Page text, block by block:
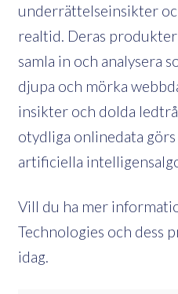
underrättelseinsikter
realtid. Deras
samla in och analysera
djupa och mörka
insikter och dolda
otydliga onlinedata
artificiella
Vill du ha mer
Technologies och dess
idag.